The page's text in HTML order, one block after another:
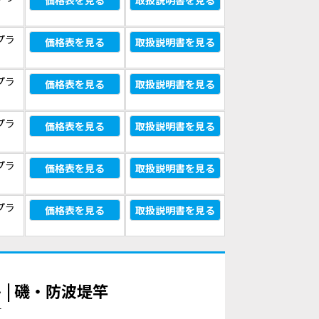
ラ 価格表を見る 取扱説明書を見る
ラ 価格表を見る 取扱説明書を見る
ラ 価格表を見る 取扱説明書を見る
ラ 価格表を見る 取扱説明書を見る
ラ 価格表を見る 取扱説明書を見る
磯・防波堤竿